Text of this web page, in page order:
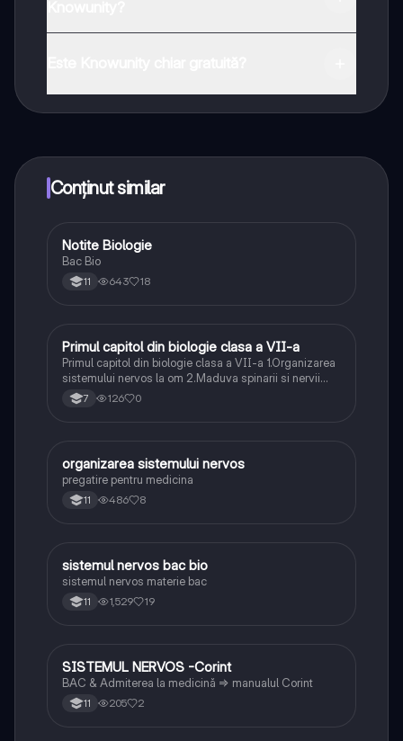
Conținut similar
Biologie
Notite Biologie
Bac Bio
11 643 18
Biologie
Primul capitol din biologie clasa a VII-a
Primul capitol din biologie clasa a VII-a 1.Organizarea
sistemului nervos la om 2.Maduva spinarii si nervii
spinali 3.Functiile maduveii spinarii
7 126 0
Biologie
organizarea sistemului nervos
pregatire pentru medicina
11 486 8
Biologie
sistemul nervos bac bio
sistemul nervos materie bac
11 1,529 19
Biologie
SISTEMUL NERVOS -Corint
BAC & Admiterea la medicină => manualul Corint
11 205 2